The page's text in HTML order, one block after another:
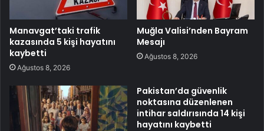
Manavgat’taki trafik
kazasında 5 kişi hayatını
kaybetti
Ağustos 8, 2026
Muğla Valisi’nden Bayram
Mesajı
Ağustos 8, 2026
Pakistan’da güvenlik
noktasına düzenlenen
intihar saldırısında 14 kişi
hayatını kaybetti